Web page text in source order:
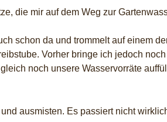
die mir auf dem Weg zur
schon da und trommelt auf einem
Vorher bringe ich jedoch
noch unsere Wasservorräte
ausmisten. Es passiert nicht